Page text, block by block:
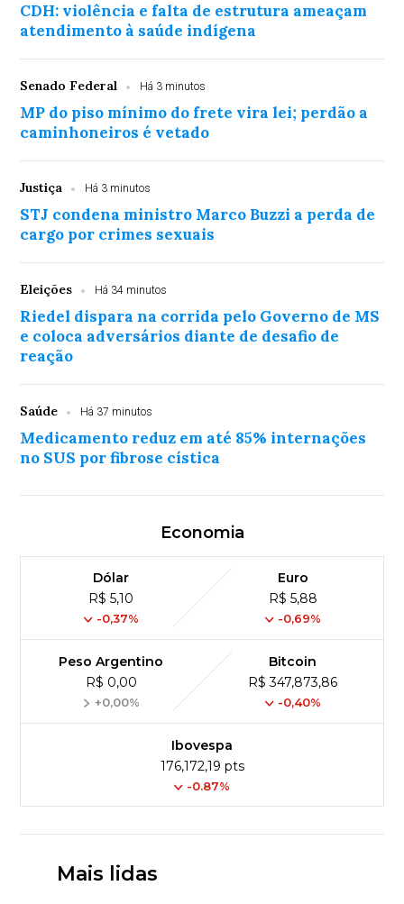
CDH: violência e falta de estrutura ameaçam
atendimento à saúde indígena
Senado Federal Há 3 minutos
MP do piso mínimo do frete vira lei; perdão a
caminhoneiros é vetado
Justiça Há 3 minutos
STJ condena ministro Marco Buzzi a perda de
cargo por crimes sexuais
Eleições Há 34 minutos
Riedel dispara na corrida pelo Governo de MS
e coloca adversários diante de desafio de
reação
Saúde Há 37 minutos
Medicamento reduz em até 85% internações
no SUS por fibrose cística
Economia
Dólar
R$ 5,10
-0,37%
Euro
R$ 5,88
-0,69%
Peso Argentino
R$ 0,00
+0,00%
Bitcoin
R$ 347,873,86
-0,40%
Ibovespa
176,172,19 pts
-0.87%
Mais lidas